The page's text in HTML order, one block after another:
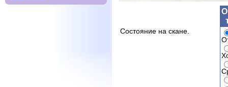
Состояние на скане.